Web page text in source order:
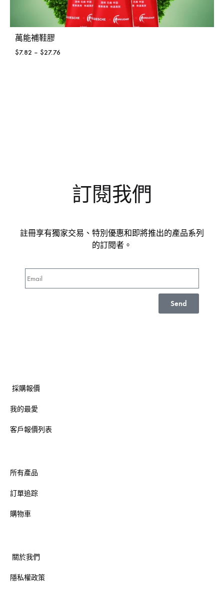
萬能補鞋膠
$7.82 – $27.76
訂閱我們
註冊享有獨家交易、特別優惠和即將推出的產品系列
的訂閱者。
Send
採購報價
我的最愛
客戶報價列表
所有產品
訂單追踪
購物車
關於我們
隱私權政策